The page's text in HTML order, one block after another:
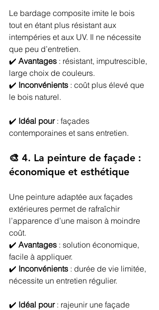
Le bardage composite imite le bois
tout en étant plus résistant aux
intempéries et aux UV. Il ne nécessite
que peu d’entretien.
✔️ Avantages : résistant, imputrescible,
large choix de couleurs.
✔️ Inconvénients : coût plus élevé que
le bois naturel.
✔️ Idéal pour : façades
contemporaines et sans entretien.
🎨 4. La peinture de façade :
économique et esthétique
Une peinture adaptée aux façades
extérieures permet de rafraîchir
l’apparence d’une maison à moindre
coût.
✔️ Avantages : solution économique,
facile à appliquer.
✔️ Inconvénients : durée de vie limitée,
nécessite un entretien régulier.
✔️ Idéal pour : rajeunir une façade